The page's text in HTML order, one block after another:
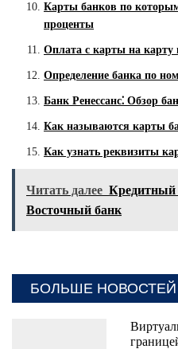
Карты банков по
проценты
Оплата с карты на карту
Определение банка по
Банк Ренессанс⁚ Обзор
Как называются карты
Как узнать реквизиты
Читать далее
Восточный банк
БОЛЬШЕ НОВОСТЕЙ